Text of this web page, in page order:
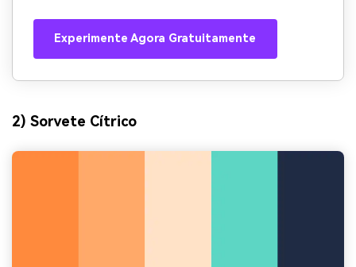
Experimente Agora Gratuitamente
2) Sorvete Cítrico